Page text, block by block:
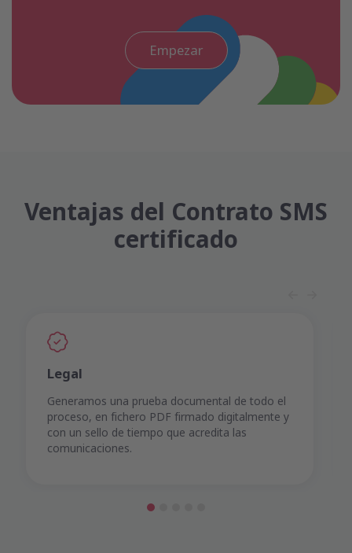
Empezar
Ventajas del Contrato SMS
certificado
Legal
Generamos una prueba documental de todo el
proceso, en fichero PDF firmado digitalmente y
con un sello de tiempo que acredita las
comunicaciones.